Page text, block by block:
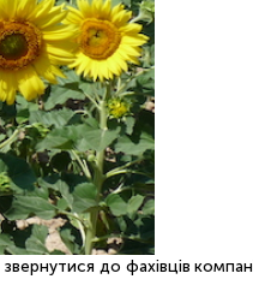
до фахівців